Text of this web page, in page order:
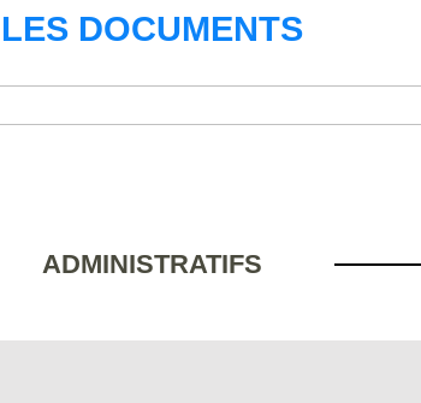
LES DOCUMENTS
ADMINISTRATIFS